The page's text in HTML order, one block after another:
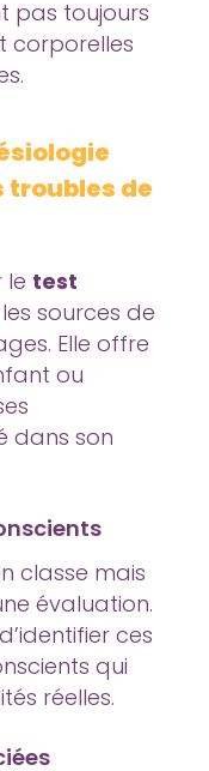
pas toujours
corporelles
troubles de
le test
sources de
Elle offre
ou
dans son
classe mais
évaluation.
ces
qui
réelles.